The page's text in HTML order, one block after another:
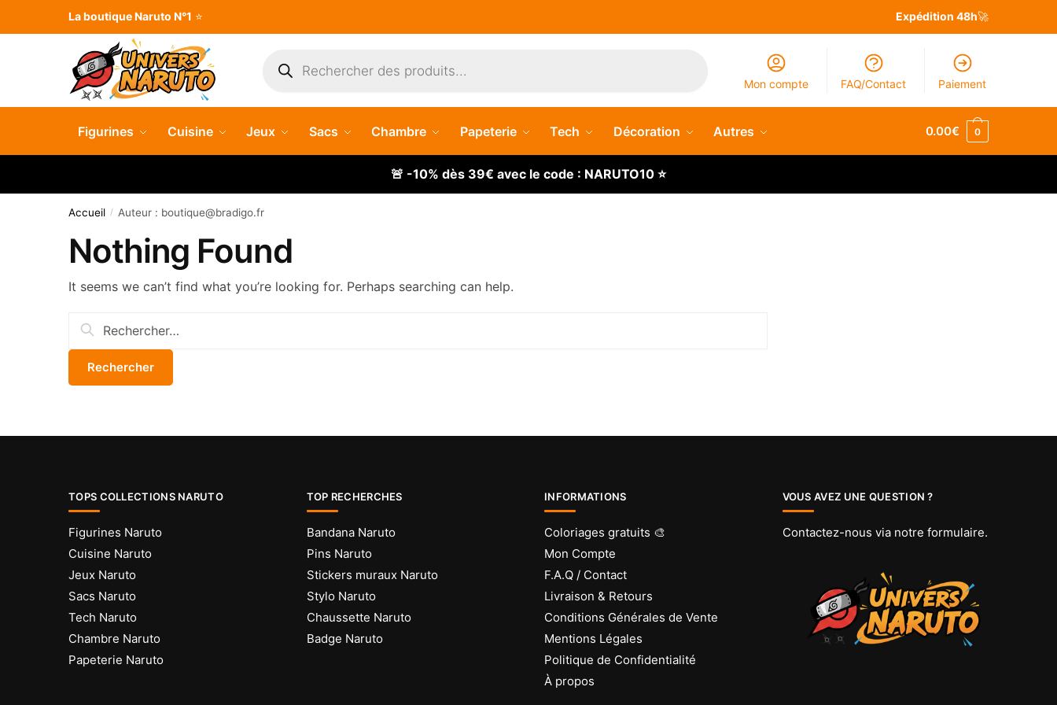
La boutique Naruto N°1 ⭐ Expédition 48h🚀
produits
Mon compte FAQ/Contact Paiement
Figurines Cuisine Jeux Sacs Chambre Papeterie Tech Décoration Autres 0.00€ 0
🚨 -10% dès 39€ avec le code : NARUTO10 ⭐
Accueil / Auteur : boutique@bradigo.fr
Nothing Found
It seems we can’t find what you’re looking for. Perhaps searching can help.
Rechercher :
TOPS COLLECTIONS NARUTO
Figurines Naruto
Cuisine Naruto
Jeux Naruto
Sacs Naruto
Tech Naruto
Chambre Naruto
Papeterie Naruto
TOP RECHERCHES
Bandana Naruto
Pins Naruto
Stickers muraux Naruto
Stylo Naruto
Chaussette Naruto
Badge Naruto
INFORMATIONS
Coloriages gratuits 🎨
Mon Compte
F.A.Q / Contact
Livraison & Retours
Conditions Générales de Vente
Mentions Légales
Politique de Confidentialité
À propos
VOUS AVEZ UNE QUESTION ?
Contactez-nous via notre formulaire.